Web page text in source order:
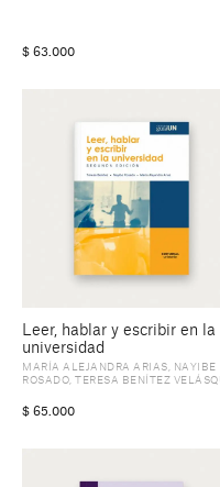
$ 63.000
Leer, hablar y escribir en la
universidad
MARÍA ALEJANDRA ARIAS, NAYIBE
ROSADO, TERESA BENÍTEZ
$ 65.000